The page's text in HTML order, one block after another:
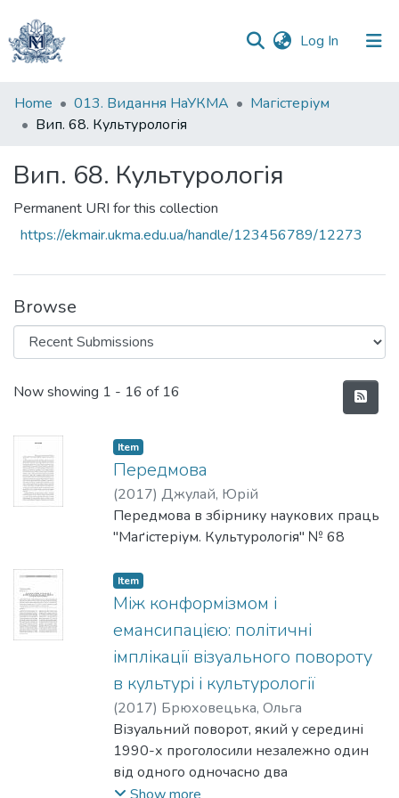
Log In (current)
Communities
&
All of DSpace
Statistics
Home 013. Видання НаУКМА
Магістеріум
Вип. 68. Культурологія
Вип. 68. Культурологія
Permanent URI for this collection
https://ekmair.ukma.edu.ua/handle/123456789/12273
Browse
Recent Submissions
Now showing 1 - 16 of 16
Item
Передмова
(2017) Джулай, Юрій
Передмова в збірнику наукових праць
"Маґістеріум. Культурологія" № 68
Item
Між конформізмом і
емансипацією: політичні
імплікації візуального повороту
в культурі і культурології
(2017) Брюховецька, Ольга
Візуальний поворот, який у середині
1990-х проголосили незалежно один
від одного одночасно два
дослідники (В. Дж. Т. Мітчелл і Г. Бьом),